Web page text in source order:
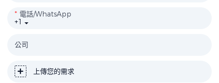
+1
電話/WhatsApp
公司
上傳您的需求